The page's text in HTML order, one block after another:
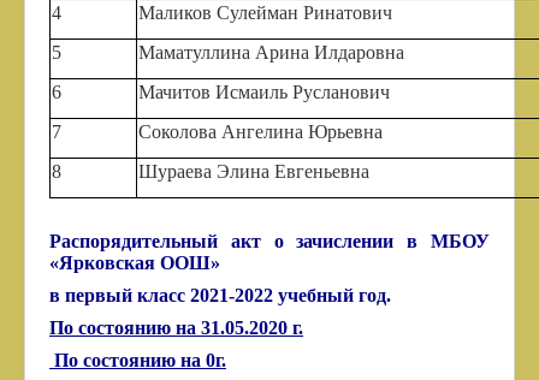
4
Маликов Сулейман Ринатович
5
Маматуллина Арина Илдаровна
6
Мачитов Исмаиль Русланович
7
Соколова Ангелина Юрьевна
8
Шураева Элина Евгеньевна
Распорядительный акт о зачислении в МБОУ
«Ярковская ООШ»
в первый класс 2021-2022 учебный год.
По состоянию на 31.05.2020 г.
По состоянию на 0г.